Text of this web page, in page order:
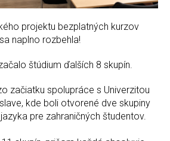
projektu bezplatných kurzov
naplno rozbehla!
štúdium ďalších 8 skupín.
začiatku spolupráce s Univerzitou
kde boli otvorené dve skupiny
pre zahraničných študentov.